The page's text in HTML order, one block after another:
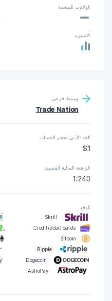
الولايات المتحدة
-
الاسبريد
وسيط فرعي
Trade Nation
الحد الأدنى لحجم الحساب
$1
الرافعة المالية القصوى
1:240
الدفع
Skrill
Credit/debit cards
Bitcoin
Ripple
Dogecoin
AstroPay